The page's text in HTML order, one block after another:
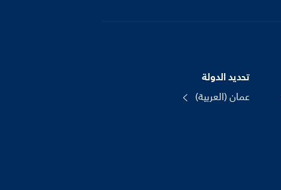
تحديد الدولة
عمان (العربية)